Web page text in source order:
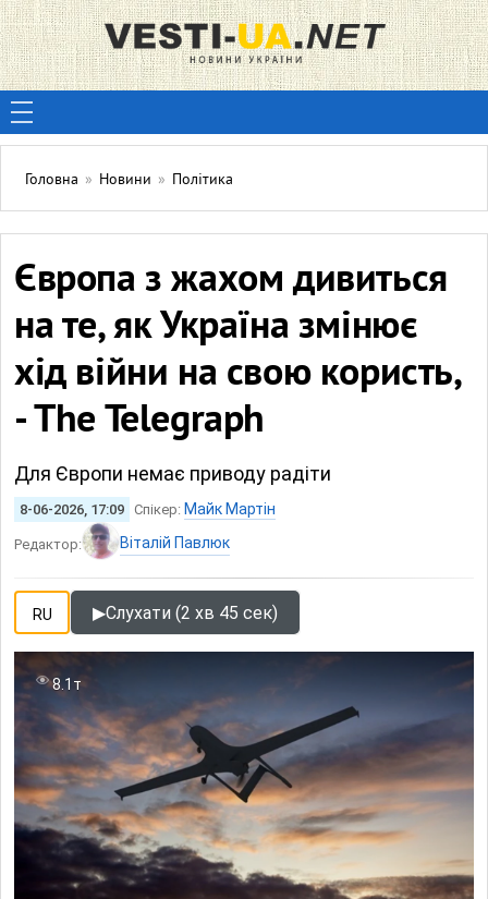
Головна » Новини » Політика
Європа з жахом дивиться
на те, як Україна змінює
хід війни на свою користь,
- The Telegraph
Для Європи немає приводу радіти
8-06-2026, 17:09 Спікер: Майк Мартін
Редактор: Віталій Павлюк
RU ▶Слухати (2 хв 45 сек)
8.1т